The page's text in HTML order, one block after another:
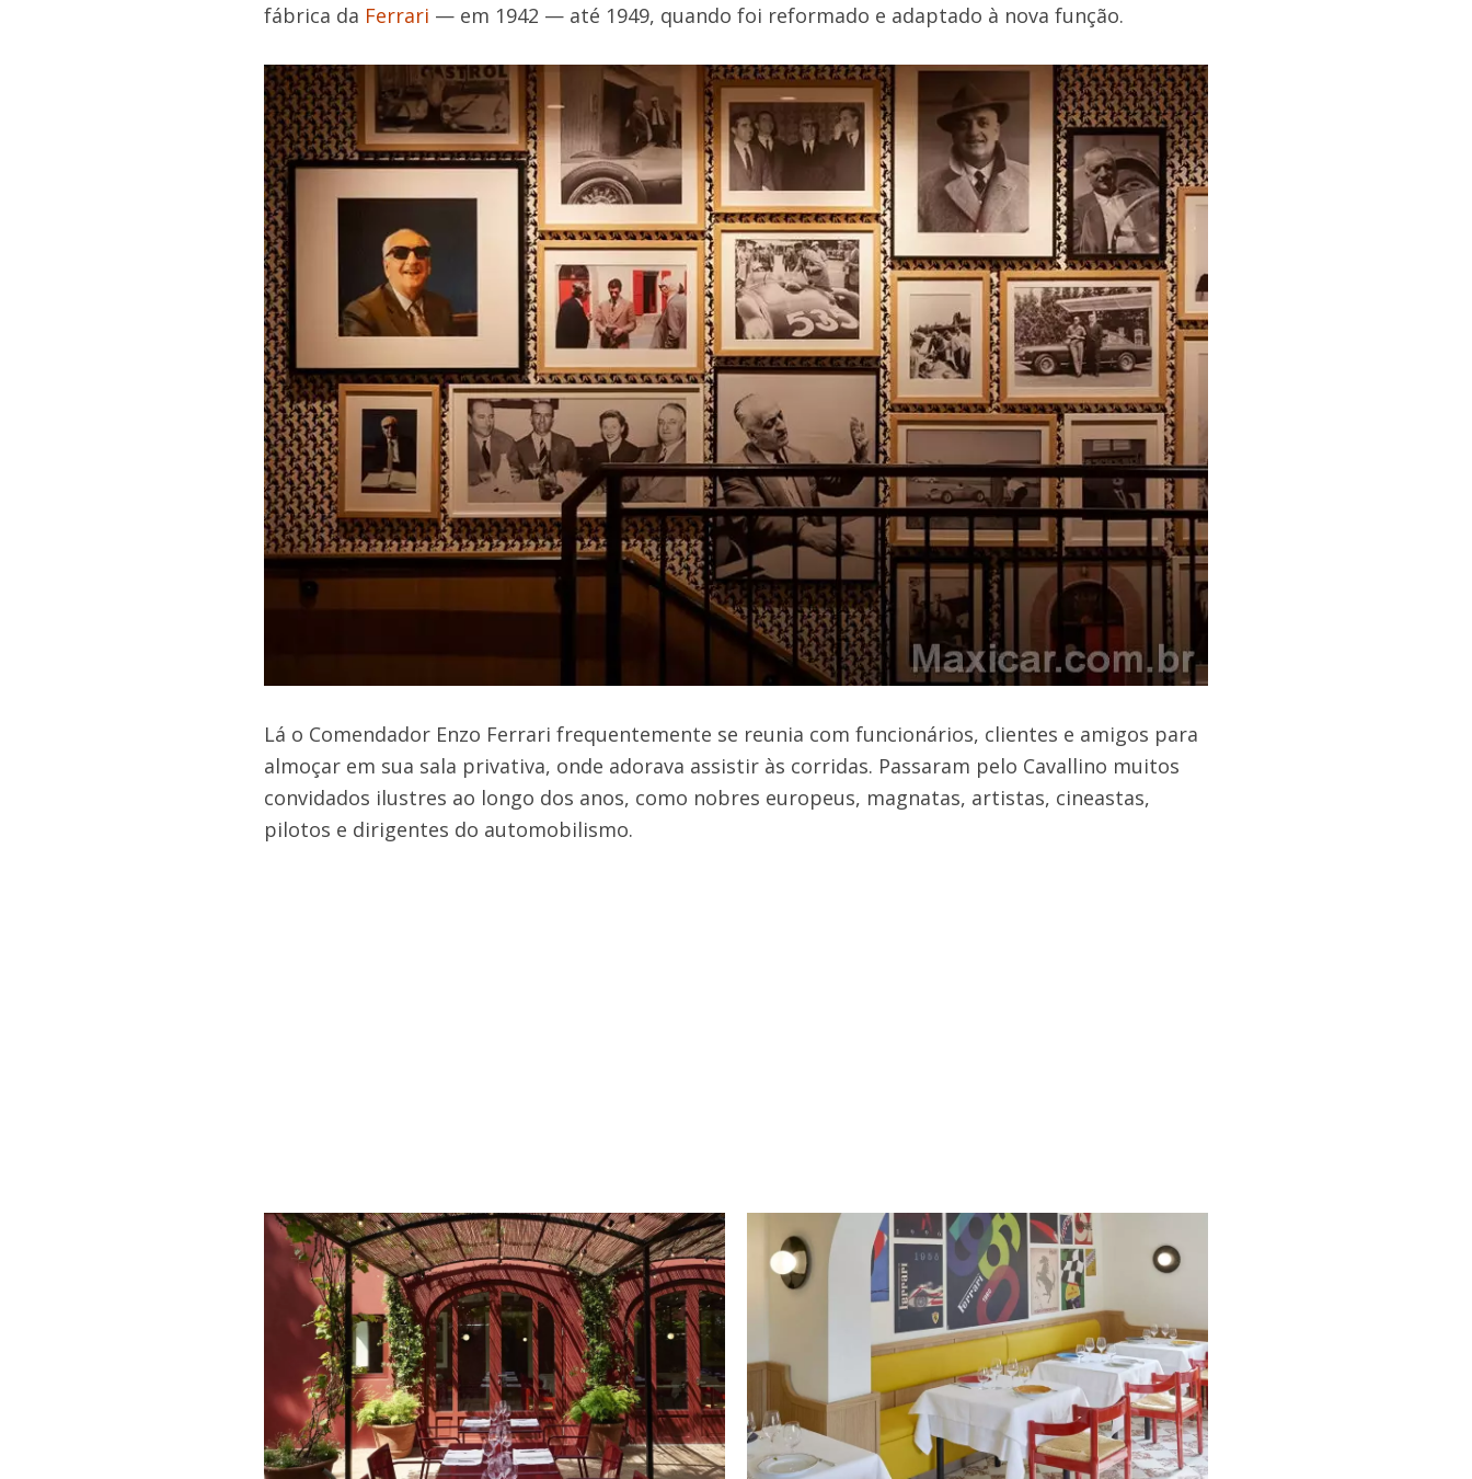
fábrica da Ferrari — em 1942 — até 1949, quando foi reformado e adaptado à nova função.
Lá o Comendador Enzo Ferrari frequentemente se reunia com funcionários, clientes e amigos para
almoçar em sua sala privativa, onde adorava assistir às corridas. Passaram pelo Cavallino muitos
convidados ilustres ao longo dos anos, como nobres europeus, magnatas, artistas, cineastas,
pilotos e dirigentes do automobilismo.